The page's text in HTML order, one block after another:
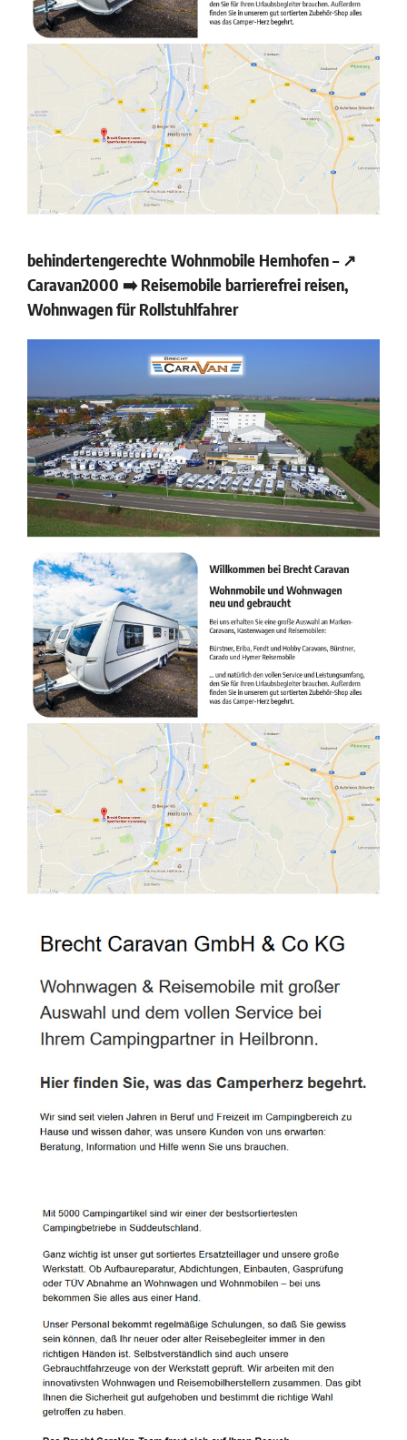
behindertengerechte Wohnmobile Hemhofen – ↗️
Caravan2000 ➡️ Reisemobile barrierefrei reisen,
Wohnwagen für Rollstuhlfahrer